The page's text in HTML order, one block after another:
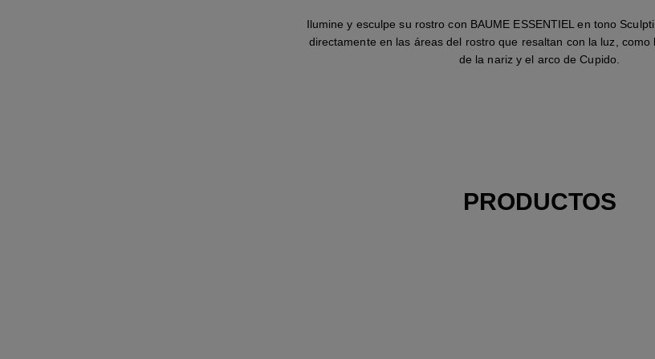
Ilumine y esculpe su rostro con BAUME ESSENTIEL en tono
directamente en las áreas del rostro que resaltan con la luz, como
de la nariz y el arco de Cupido.
PRODUCTOS